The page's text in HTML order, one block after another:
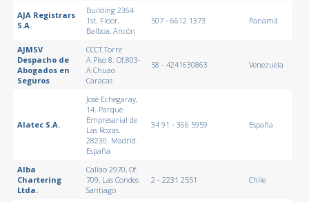
AJA Registrars
S.A.
Building 2364
1st. Floor,
Balboa, Ancón
507 - 6612 1373 Panamá
AJMSV
Despacho de
Abogados en
Seguros
CCCT.Torre
A.Piso 8. Of.803-
A.Chuao
Caracas
58 - 4241630863 Venezuela
Alatec S.A.
José Echegaray,
14. Parque
Empresarial de
Las Rozas.
28230. Madrid.
España
34 91 - 366 5959 España
Alba
Chartering
Ltda.
Callao 2970, Of.
709, Las Condes
Santiago
2 - 2231 2551 Chile